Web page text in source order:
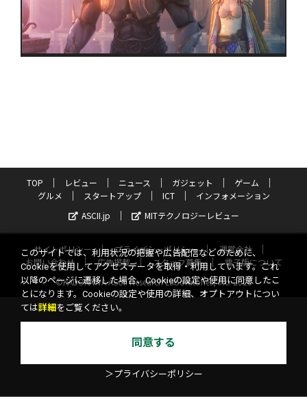
TOP レビュー ニュース ガジェット
ゲーム
グルメ
スタートアップ ICT
インフォメーション
ASCII.jp
MITテクノロジーレビュー
サイトポリシー プライバシーポリシー
運営会社
お問い合わせ
広告掲載 スタッフ募集
電子版について
©KADOKAWA ASCII Research Laboratories, Inc. 2026
このサイトでは、利用状況の把握や広告配信などのために、
Cookieを使用してアクセスデータを取得・利用しています。これ
以降のページに遷移した場合、Cookieの設定や使用に同意したこ
とになります。Cookieの設定や使用の詳細、オプトアウトについ
ては詳細 をご覧ください。
同意する
＞プライバシーポリシー